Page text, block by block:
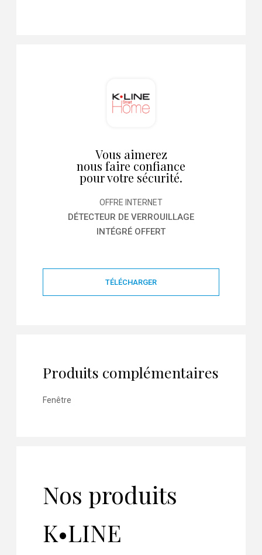
Vous aimerez
nous faire confiance
pour votre sécurité.
OFFRE INTERNET
DÉTECTEUR DE VERROUILLAGE
INTÉGRÉ OFFERT
TÉLÉCHARGER
Produits complémentaires
Fenêtre
Nos produits
K•LINE